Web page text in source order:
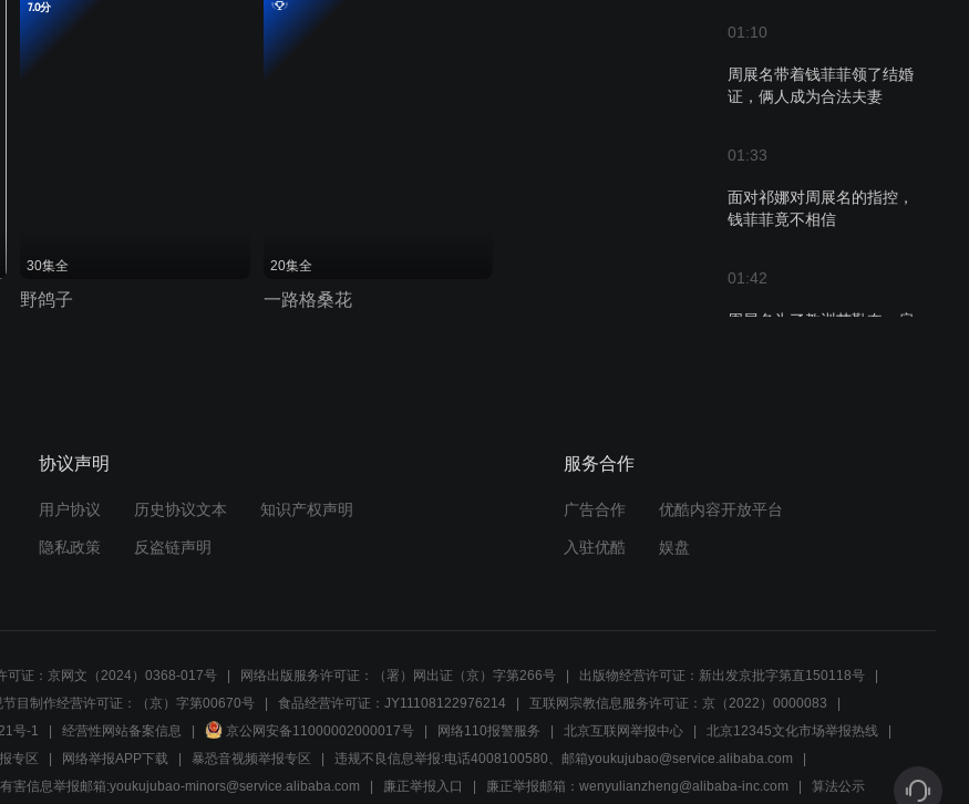
01:10
周展名带着钱菲菲领了结婚
证，俩人成为合法夫妻
01:33
面对祁娜对周展名的指控，
钱菲菲竟不相信
01:42
周展名为了教训艾勤奋，雇
周展名利用小美对勤奋的
爱，鼓舞小美与勤奋发生关
系
7.0分
30集全
野鸽子
20集全
一路格桑花
协议声明
用户协议 历史协议文本 知识产权声明
隐私政策 反盗链声明
服务合作
广告合作 优酷内容开放平台
入驻优酷 娱盘
可证：京网文（2024）0368-017号 网络出版服务许可证：（署）网出证（京）字第266号
出版物经营许可证：新出发京批字第直150118号
节目制作经营许可证：（京）字第00670号 食品经营许可证：JY11108122976214
互联网宗教信息服务许可证：京（2022）0000083
号-1 经营性网站备案信息 京公网安备11000002000017号 网络110报警服务 北京互联网举报中心
北京12345文化市场举报热线
专区 网络举报APP下载 暴恐音视频举报专区
违规不良信息举报:电话4008100580、邮箱youkujubao@service.alibaba.com
害信息举报邮箱:youkujubao-minors@service.alibaba.com 廉正举报入口 廉正举报邮箱：wenyulianzheng@alibaba-inc.com 算法公示